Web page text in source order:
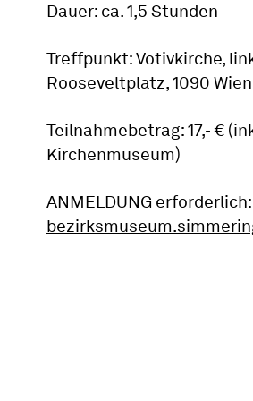
Dauer: ca. 1,5 Stunden
Treffpunkt: Votivkirche,
Rooseveltplatz, 1090 Wien
Teilnahmebetrag: 17,- €
Kirchenmuseum)
ANMELDUNG erforderlich: